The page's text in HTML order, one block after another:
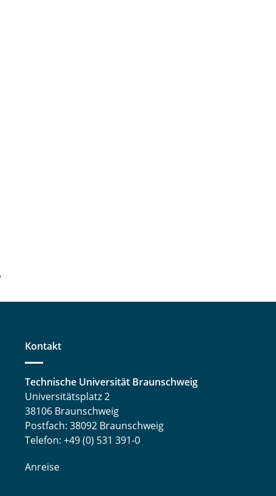
Kontakt
Technische Universität Braunschweig
Universitätsplatz 2
38106 Braunschweig
Postfach: 38092 Braunschweig
Telefon: +49 (0) 531 391-0
Anreise